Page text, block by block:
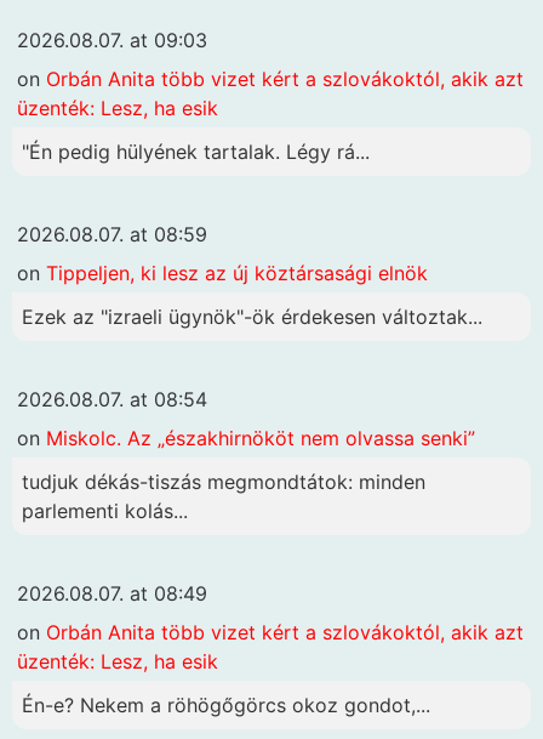
2026.08.07. at 09:03
on Orbán Anita több vizet kért a szlovákoktól, akik azt
üzenték: Lesz, ha esik
"Én pedig hülyének tartalak. Légy rá...
2026.08.07. at 08:59
on Tippeljen, ki lesz az új köztársasági elnök
Ezek az "izraeli ügynök"-ök érdekesen változtak...
2026.08.07. at 08:54
on Miskolc. Az „északhirnököt nem olvassa senki”
tudjuk dékás-tiszás megmondtátok: minden
parlementi kolás...
2026.08.07. at 08:49
on Orbán Anita több vizet kért a szlovákoktól, akik azt
üzenték: Lesz, ha esik
Én-e? Nekem a röhögőgörcs okoz gondot,...